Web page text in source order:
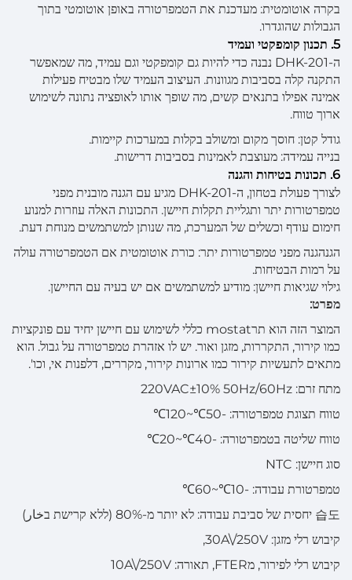
בקרה אוטומטית: מעדכנת את הטמפרטורה באופן אוטומטי בתוך
הגבולות שהוגדרו.
5. תכנון קומפקטי ועמיד
ה-DHK-201 נבנה כדי להיות גם קומפקטי וגם עמיד, מה שמאפשר
התקנה קלה בסביבות מגוונות. העיצוב העמיד שלו מבטיח פעילות
אמינה אפילו בתנאים קשים, מה שופך אותו לאופציה נתונה לשימוש
ארוך טווח.
גודל קטן: חוסך מקום ומשולב בקלות במערכות קיימות.
בנייה עמידה: מעוצבת לאמינות בסביבות דרישות.
6. תכונות בטיחות והגנה
לצורך פעולת בטחון, ה-DHK-201 מגיע עם הגנה מובנית מפני
טמפרטורות יתר ותגליית תקלות חיישן. התכונות האלה עוזרות למנוע
חימום עודף וכשלים של המערכת, מה שנותן למשתמשים מנוחת דעת.
הגנהגנה מפני טמפרטורות יתר: כורת אוטומטית אם הטמפרטורה עולה
על רמות הבטיחות.
גילוי שגיאות חיישן: מודיע למשתמשים אם יש בעיה עם החיישן.
מפרט:
המוצר הזה הוא תרmostat כללי לשימוש עם חיישן יחיד עם פונקציות
כמו קירור, התקררות, מזגן ואור. יש לו אזהרת טמפרטורה על גבול. הוא
מתאים לתעשיות קירור כמו ארונות קירור, מקררים, דלפנות אי, וכו'.
מתח זרם: 220VAC±10% 50Hz/60Hz
טווח תצוגת טמפרטורה: -50℃~120℃
טווח שליטה בטמפרטורה: -40℃~20℃
סוג חיישן: NTC
טמפרטורת עבודה: -10℃~60℃
습도 יחסית של סביבת עבודה: לא יותר מ-80% (ללא קרישת בخار)
קיבוש רלי מזגן: 30A\/250V,
קיבוש רלי לפירור, מFTER, תאורה: 10A\/250V